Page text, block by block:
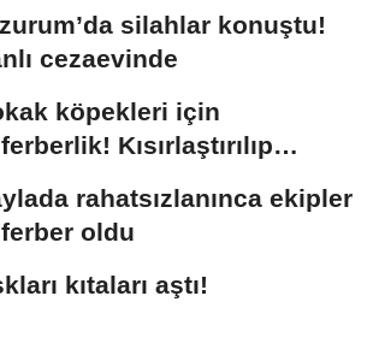
silahlar konuştu!
cezaevinde
köpekleri için
Kısırlaştırılıp
rahatsızlanınca ekipler
oldu
kıtaları aştı!